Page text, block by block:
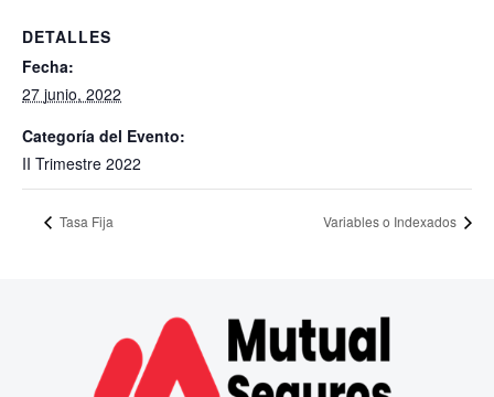
DETALLES
Fecha:
27 junio, 2022
Categoría del Evento:
II Trimestre 2022
Tasa Fija Variables o Indexados